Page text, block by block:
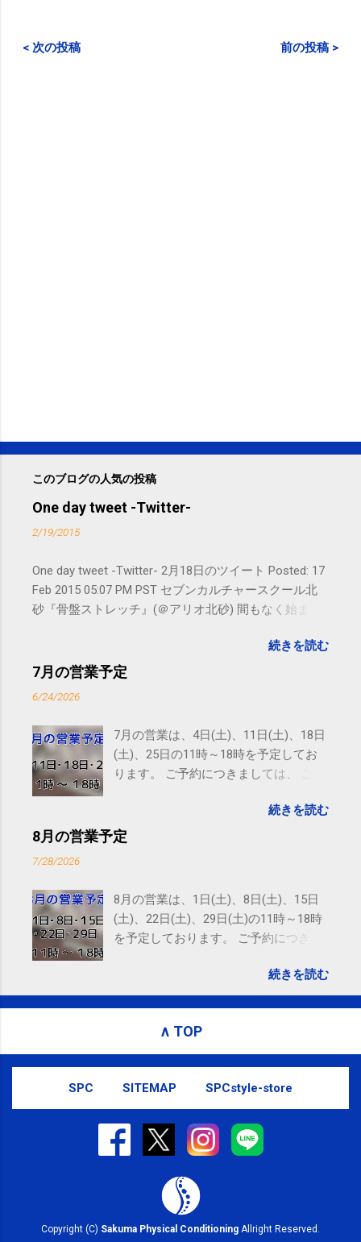
< 次の投稿 前の投稿 >
このブログの人気の投稿
One day tweet -Twitter-
2/19/2015
One day tweet -Twitter- 2月18日のツイート Posted: 17
Feb 2015 05:07 PM PST セブンカルチャースクール北
砂『骨盤ストレッチ』(＠アリオ北砂) 間もなく始まり
subscribed to email updates from サクマフィジカルコ
ンディショニング(@SPCstyle) - Twilog To stop
Email delivery powered by Google Google Inc., 1600
Amphitheatre Parkway, Mountain View, CA 94043,
United States
続きを読む
7月の営業予定
6/24/2026
7月の営業は、4日(土)、11日(土)、18日
(土)、25日の11時～18時を予定してお
ります。 ご予約につきましては、 こち
れないことがありますので、ご予約、
お問い合わせはSMS（ショートメッセ
続きを読む
8月の営業予定
7/28/2026
8月の営業は、1日(土)、8日(土)、15日
(土)、22日(土)、29日(土)の11時～18時
を予定しております。 ご予約につきま
す。 電話に出られないことがあります
ので、ご予約、お問い合わせは
をおすすめしております。
続きを読む
∧ TOP
SPC SITEMAP SPCstyle-store
Copyright (C) Sakuma Physical Conditioning Allright Reserved.